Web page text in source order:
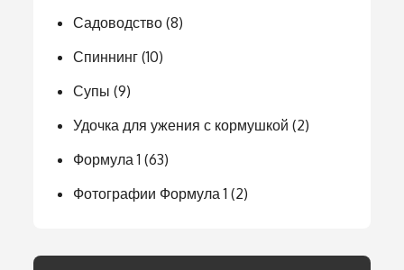
Садоводство (8)
Спиннинг (10)
Супы (9)
Удочка для ужения с кормушкой (2)
Формула 1 (63)
Фотографии Формула 1 (2)